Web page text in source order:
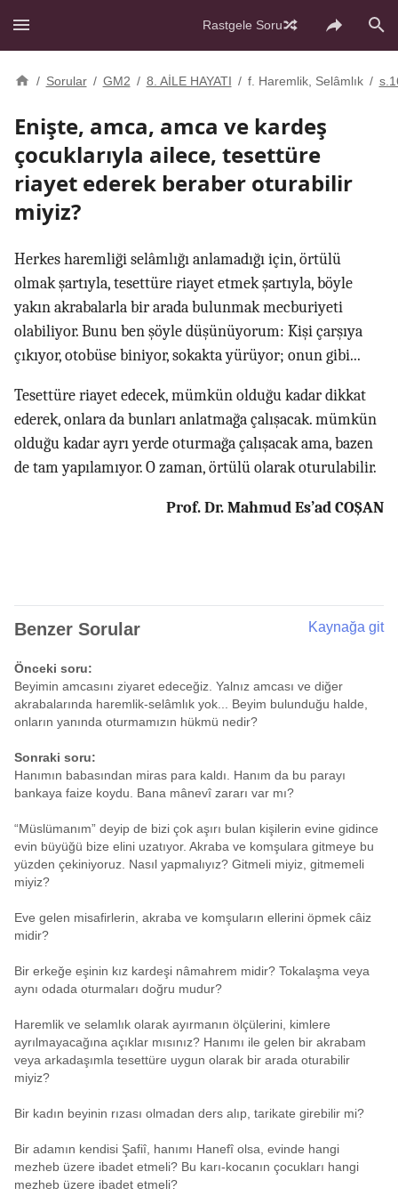
Rastgele Soru
/ Sorular / GM2 / 8. AİLE HAYATI / f. Haremlik, Selâmlık /
Enişte, amca, amca ve kardeş
çocuklarıyla ailece, tesettüre
riayet ederek beraber oturabilir
miyiz?
Herkes haremliği selâmlığı anlamadığı için, örtülü
olmak şartıyla, tesettüre riayet etmek şartıyla, böyle
yakın akrabalarla bir arada bulunmak mecburiyeti
olabiliyor. Bunu ben şöyle düşünüyorum: Kişi çarşıya
çıkıyor, otobüse biniyor, sokakta yürüyor; onun gibi...
Tesettüre riayet edecek, mümkün olduğu kadar dikkat
ederek, onlara da bunları anlatmağa çalışacak. mümkün
olduğu kadar ayrı yerde oturmağa çalışacak ama, bazen
de tam yapılamıyor. O zaman, örtülü olarak oturulabilir.
Prof. Dr. Mahmud Es’ad COŞAN
Benzer Sorular Kaynağa git
Önceki soru:
Beyimin amcasını ziyaret edeceğiz. Yalnız amcası ve diğer
akrabalarında haremlik-selâmlık yok... Beyim bulunduğu halde,
onların yanında oturmamızın hükmü nedir?
Sonraki soru:
Hanımın babasından miras para kaldı. Hanım da bu parayı
bankaya faize koydu. Bana mânevî zararı var mı?
“Müslümanım” deyip de bizi çok aşırı bulan kişilerin evine gidince
evin büyüğü bize elini uzatıyor. Akraba ve komşulara gitmeye bu
yüzden çekiniyoruz. Nasıl yapmalıyız? Gitmeli miyiz, gitmemeli
miyiz?
Eve gelen misafirlerin, akraba ve komşuların ellerini öpmek câiz
midir?
Bir erkeğe eşinin kız kardeşi nâmahrem midir? Tokalaşma veya
aynı odada oturmaları doğru mudur?
Haremlik ve selamlık olarak ayırmanın ölçülerini, kimlere
ayrılmayacağına açıklar mısınız? Hanımı ile gelen bir akrabam
veya arkadaşımla tesettüre uygun olarak bir arada oturabilir
miyiz?
Bir kadın beyinin rızası olmadan ders alıp, tarikate girebilir mi?
Bir adamın kendisi Şafiî, hanımı Hanefî olsa, evinde hangi
mezheb üzere ibadet etmeli? Bu karı-kocanın çocukları hangi
mezheb üzere ibadet etmeli?